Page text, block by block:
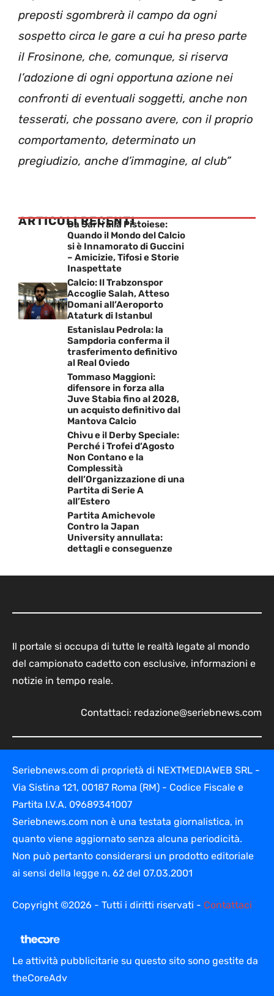
preposti sgombrerà il campo da ogni
sospetto circa le gare a cui ha preso parte
il Frosinone, che, comunque, si riserva
l’adozione di ogni opportuna azione nei
confronti di eventuali soggetti, anche non
tesserati, che possano avere, con il proprio
comportamento, determinato un
pregiudizio, anche d’immagine, al club”
ARTICOLI RECENTI
Da Sarri alla Pistoiese:
Quando il Mondo del Calcio
si è Innamorato di Guccini
– Amicizie, Tifosi e Storie
Inaspettate
Calcio: Il Trabzonspor
Accoglie Salah, Atteso
Domani all’Aeroporto
Ataturk di Istanbul
Estanislau Pedrola: la
Sampdoria conferma il
trasferimento definitivo
al Real Oviedo
Tommaso Maggioni:
difensore in forza alla
Juve Stabia fino al 2028,
un acquisto definitivo dal
Mantova Calcio
Chivu e il Derby Speciale:
Perché i Trofei d’Agosto
Non Contano e la
Complessità
dell’Organizzazione di una
Partita di Serie A
all’Estero
Partita Amichevole
Contro la Japan
University annullata:
dettagli e conseguenze
Il portale si occupa di tutte le realtà legate al mondo
del campionato cadetto con esclusive, informazioni e
notizie in tempo reale.
Contattaci: redazione@seriebnews.com
Seriebnews.com di proprietà di NEXTMEDIAWEB SRL -
Via Sistina 121, 00187 Roma (RM) - Codice Fiscale e
Partita I.V.A. 09689341007
Seriebnews.com non è una testata giornalistica, in
quanto viene aggiornato senza alcuna periodicità.
Non può pertanto considerarsi un prodotto editoriale
ai sensi della legge n. 62 del 07.03.2001
Copyright ©2026 - Tutti i diritti riservati - Contattaci
Le attività pubblicitarie su questo sito sono gestite da
theCoreAdv